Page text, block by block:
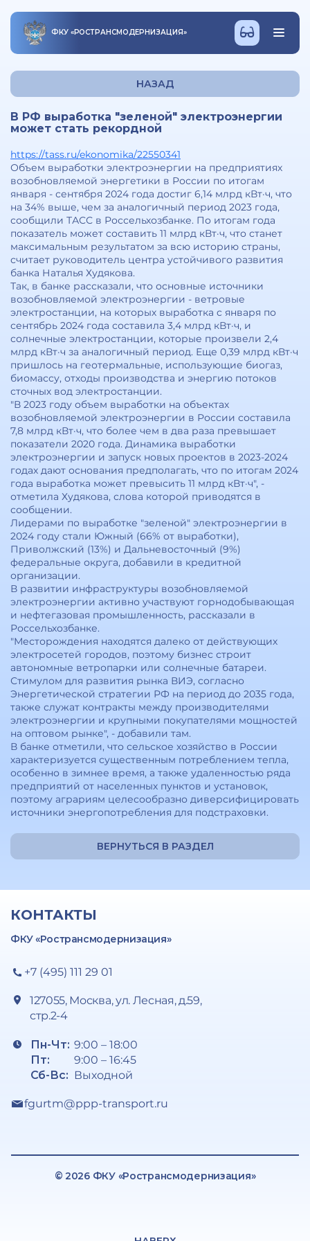
ФКУ «РОСТРАНСМОДЕРНИЗАЦИЯ»
НАЗАД
В РФ выработка "зеленой" электроэнергии
может стать рекордной
https://tass.ru/ekonomika/22550341
Объем выработки электроэнергии на предприятиях
возобновляемой энергетики в России по итогам
января - сентября 2024 года достиг 6,14 млрд кВт·ч, что
на 34% выше, чем за аналогичный период 2023 года,
сообщили ТАСС в Россельхозбанке. По итогам года
показатель может составить 11 млрд кВт·ч, что станет
максимальным результатом за всю историю страны,
считает руководитель центра устойчивого развития
банка Наталья Худякова.
Так, в банке рассказали, что основные источники
возобновляемой электроэнергии - ветровые
электростанции, на которых выработка c января по
сентябрь 2024 года составила 3,4 млрд кВт·ч, и
солнечные электростанции, которые произвели 2,4
млрд кВт·ч за аналогичный период. Еще 0,39 млрд кВт·ч
пришлось на геотермальные, использующие биогаз,
биомассу, отходы производства и энергию потоков
сточных вод электростанции.
"В 2023 году объем выработки на объектах
возобновляемой электроэнергии в России составила
7,8 млрд кВт·ч, что более чем в два раза превышает
показатели 2020 года. Динамика выработки
электроэнергии и запуск новых проектов в 2023-2024
годах дают основания предполагать, что по итогам 2024
года выработка может превысить 11 млрд кВт·ч", -
отметила Худякова, слова которой приводятся в
сообщении.
Лидерами по выработке "зеленой" электроэнергии в
2024 году стали Южный (66% от выработки),
Приволжский (13%) и Дальневосточный (9%)
федеральные округа, добавили в кредитной
организации.
В развитии инфраструктуры возобновляемой
электроэнергии активно участвуют горнодобывающая
и нефтегазовая промышленность, рассказали в
Россельхозбанке.
"Месторождения находятся далеко от действующих
электросетей городов, поэтому бизнес строит
автономные ветропарки или солнечные батареи.
Стимулом для развития рынка ВИЭ, согласно
Энергетической стратегии РФ на период до 2035 года,
также служат контракты между производителями
электроэнергии и крупными покупателями мощностей
на оптовом рынке", - добавили там.
В банке отметили, что сельское хозяйство в России
характеризуется существенным потреблением тепла,
особенно в зимнее время, а также удаленностью ряда
предприятий от населенных пунктов и установок,
поэтому аграриям целесообразно диверсифицировать
источники энергопотребления для подстраховки.
ВЕРНУТЬСЯ В РАЗДЕЛ
КОНТАКТЫ
ФКУ «Ространсмодернизация»
+7 (495) 111 29 01
127055, Москва, ул. Лесная, д.59,
стр.2-4
Пн-Чт:
Пт:
Сб-Вс:
9:00 – 18:00
9:00 – 16:45
Выходной
fgurtm@ppp-transport.ru
© 2026 ФКУ «Ространсмодернизация»